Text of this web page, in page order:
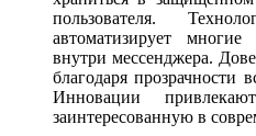
пользователя.
автоматизирует
внутри мессенджера.
благодаря прозрачности
Инновации
заинтересованную в